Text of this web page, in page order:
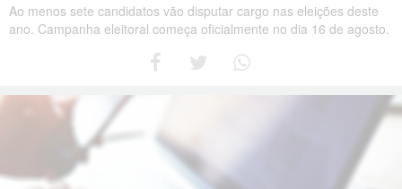
Ao menos sete candidatos vão disputar cargo nas eleições deste
ano. Campanha eleitoral começa oficialmente no dia 16 de agosto.